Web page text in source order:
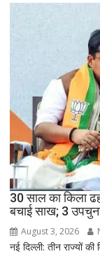
30 साल का किला
बचाई साख; 3
August 3, 2026
नई दिल्ली: तीन राज्यों